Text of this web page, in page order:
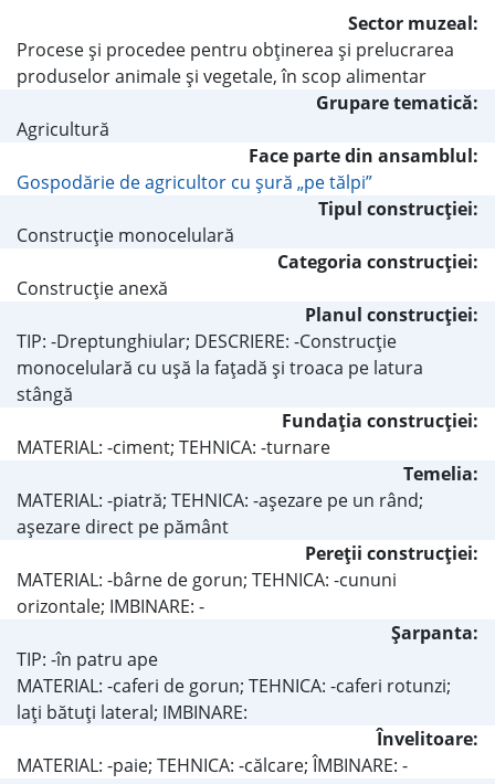
Sector muzeal:
Procese şi procedee pentru obţinerea şi prelucrarea
produselor animale şi vegetale, în scop alimentar
Grupare tematică:
Agricultură
Face parte din ansamblul:
Gospodărie de agricultor cu şură „pe tălpi”
Tipul construcţiei:
Construcţie monocelulară
Categoria construcţiei:
Construcţie anexă
Planul construcţiei:
TIP: -Dreptunghiular; DESCRIERE: -Construcţie
monocelulară cu uşă la faţadă şi troaca pe latura
stângă
Fundaţia construcţiei:
MATERIAL: -ciment; TEHNICA: -turnare
Temelia:
MATERIAL: -piatră; TEHNICA: -aşezare pe un rând;
aşezare direct pe pământ
Pereţii construcţiei:
MATERIAL: -bârne de gorun; TEHNICA: -cununi
orizontale; IMBINARE: -
Şarpanta:
TIP: -în patru ape
MATERIAL: -caferi de gorun; TEHNICA: -caferi rotunzi;
laţi bătuţi lateral; IMBINARE:
Învelitoare:
MATERIAL: -paie; TEHNICA: -călcare; ÎMBINARE: -